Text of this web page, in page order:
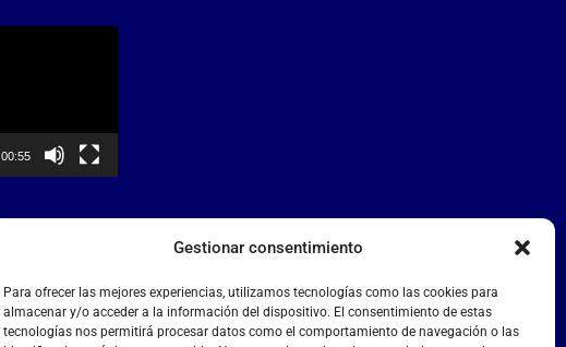
Gestionar consentimiento
Para ofrecer las mejores experiencias, utilizamos tecnologías como las cookies para
almacenar y/o acceder a la información del dispositivo. El consentimiento de estas
tecnologías nos permitirá procesar datos como el comportamiento de navegación o las
00:55